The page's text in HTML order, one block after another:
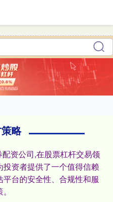
略
资公司,在股票杠杆交易领
资者提供了一个值得信赖
台的安全性、合规性和服